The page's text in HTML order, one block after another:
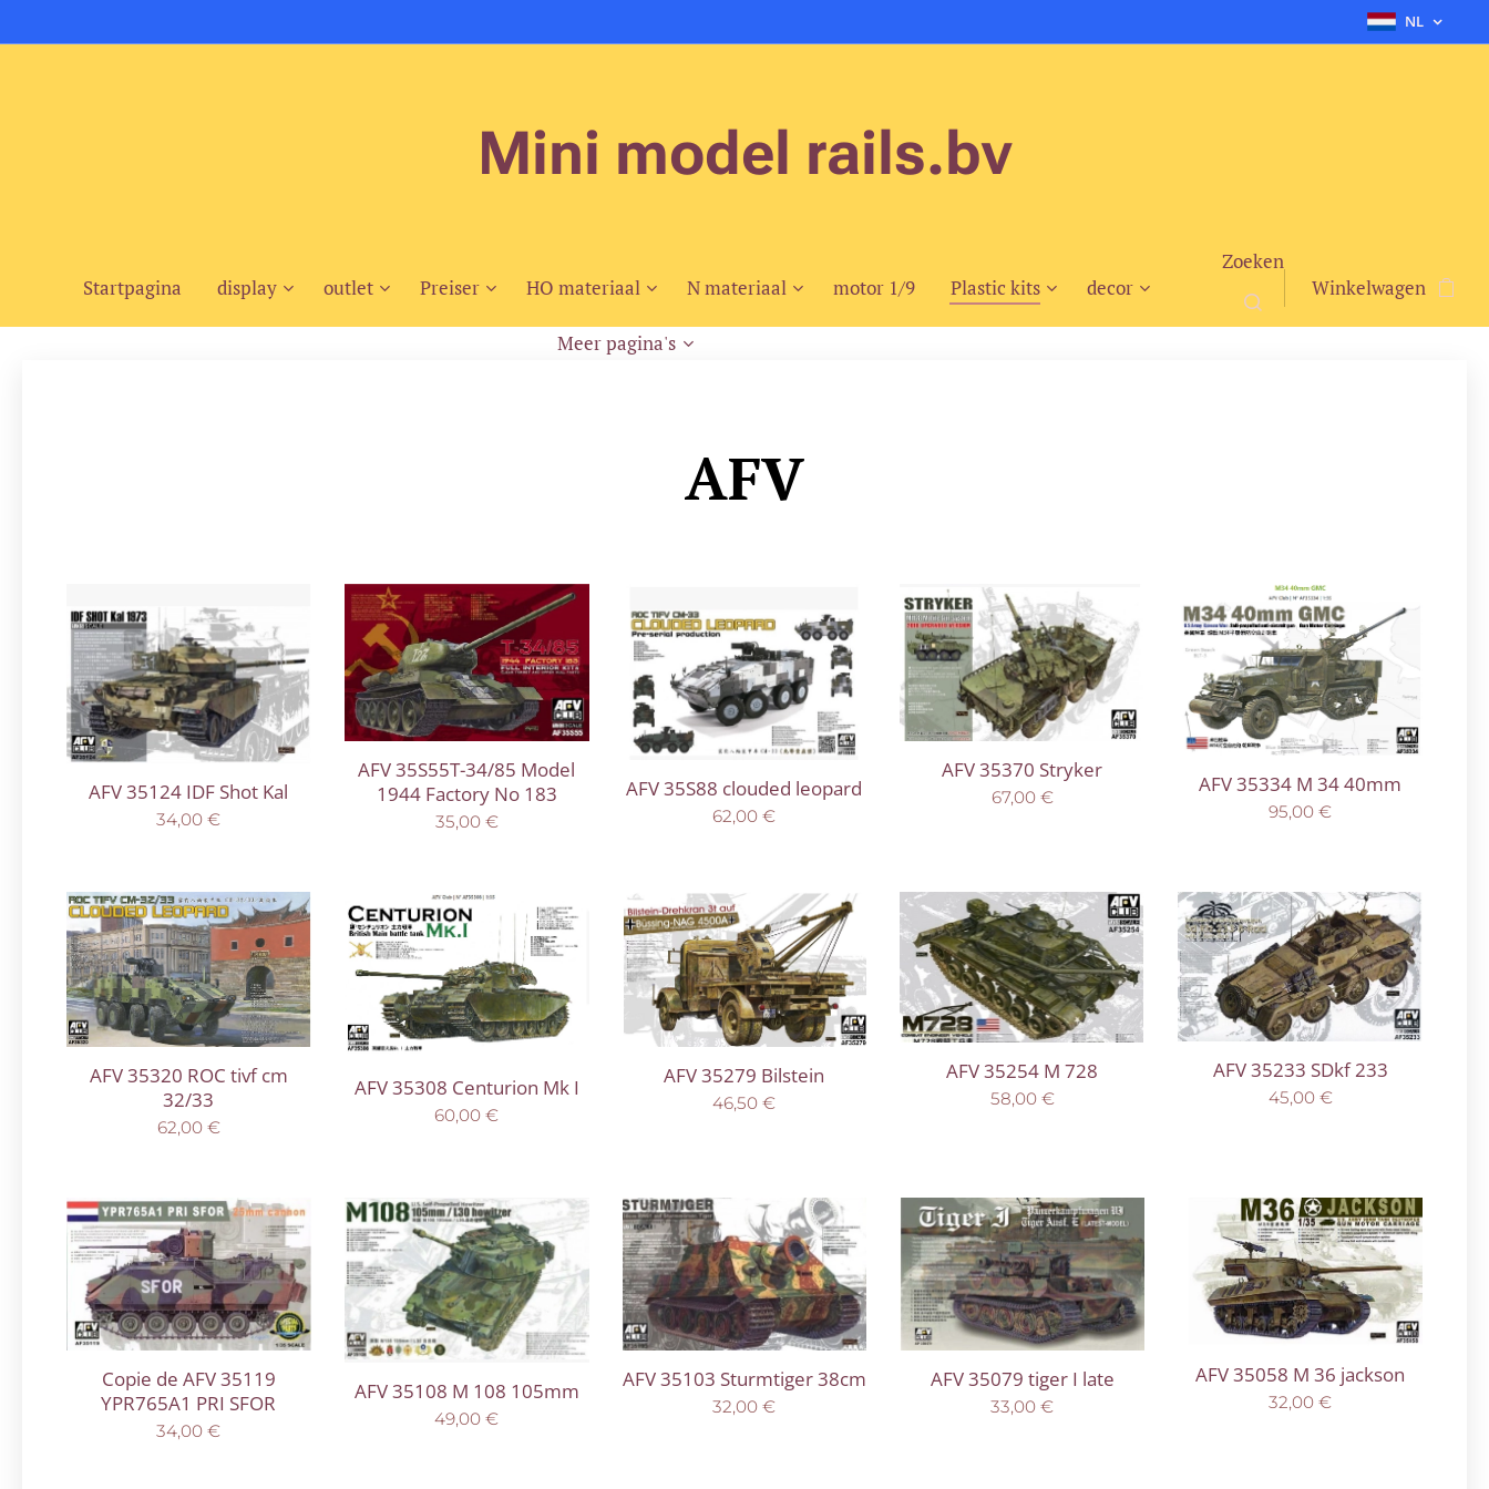
NL
Mini model rails.bv
Startpagina display outlet Preiser HO materiaal N materiaal motor 1/9 Plastic kits decor
Meer pagina's
Zoeken
Winkelwagen
AFV
AFV 35124 IDF Shot Kal
34,00 €
AFV 35S55T-34/85 Model
1944 Factory No 183
35,00€
AFV 35S88 clouded leopard
62,00 €
AFV 35370 Stryker
67,00€
AFV 35334 M 34 40mm
95,00 €
AFV 35320 ROC tivf cm
32/33
62,00€
AFV 35308 Centurion Mk I
60,00 €
AFV 35279 Bilstein
46,50 €
AFV 35254 M 728
58,00€
AFV 35233 SDkf 233
45,00€
Copie de AFV 35119
YPR765A1 PRI SFOR
34,00 €
AFV 35108 M 108 105mm
49,00 €
AFV 35103 Sturmtiger 38cm
32,00 €
AFV 35079 tiger I late
33,00 €
AFV 35058 M 36 jackson
32,00 €